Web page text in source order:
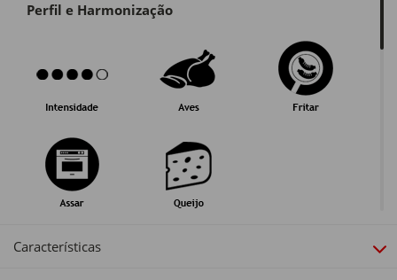
Perfil e Harmonização
Características